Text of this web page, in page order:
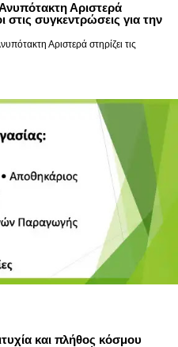
Αριστερά
στις συγκεντρώσεις για την
Αριστερά στηρίζει τις
και πλήθος κόσμου